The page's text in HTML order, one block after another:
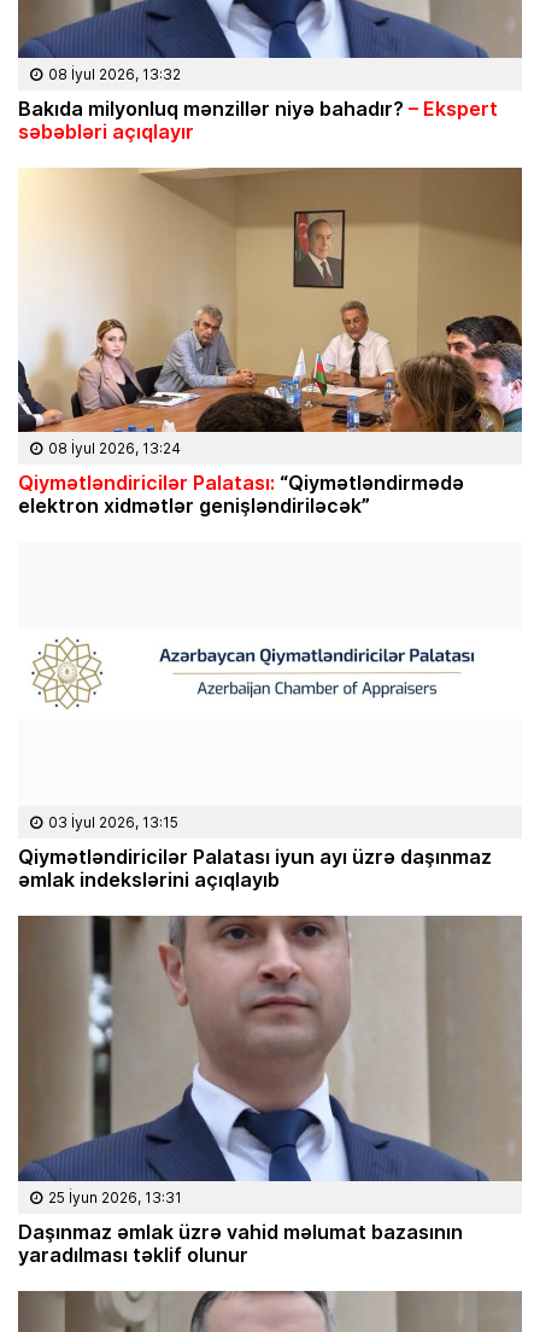
08 İyul 2026, 13:32
Bakıda milyonluq mənzillər niyə bahadır? – Ekspert
səbəbləri açıqlayır
08 İyul 2026, 13:24
Qiymətləndiricilər Palatası: “Qiymətləndirmədə
elektron xidmətlər genişləndiriləcək”
03 İyul 2026, 13:15
Qiymətləndiricilər Palatası iyun ayı üzrə daşınmaz
əmlak indekslərini açıqlayıb
25 İyun 2026, 13:31
Daşınmaz əmlak üzrə vahid məlumat bazasının
yaradılması təklif olunur